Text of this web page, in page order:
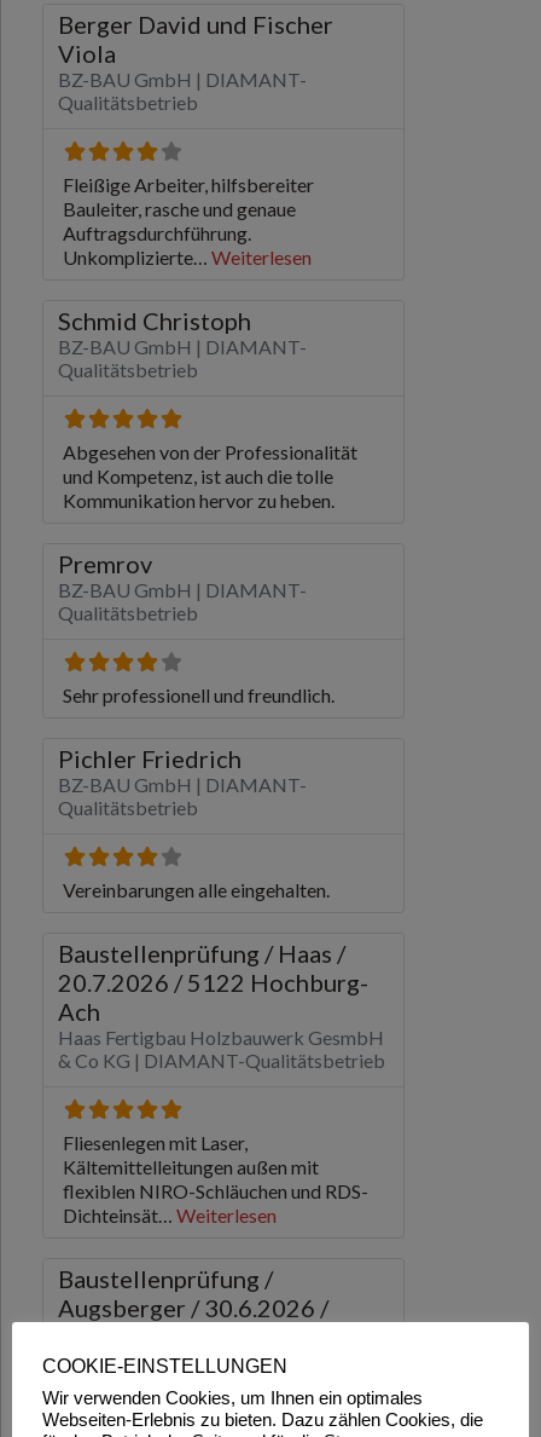
COOKIE-EINSTELLUNGEN
Wir verwenden Cookies, um Ihnen ein optimales
Webseiten-Erlebnis zu bieten. Dazu zählen Cookies, die